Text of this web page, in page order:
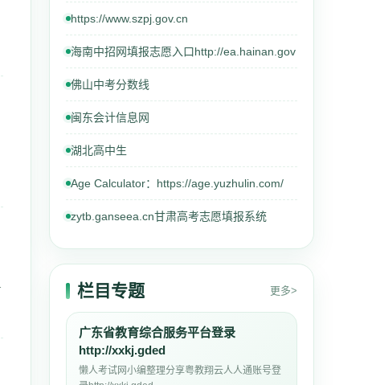
https://www.szpj.gov.cn
海南中招网填报志愿入口http://ea.hainan.gov
佛山中考分数线
闽东会计信息网
湖北高中生
Age Calculator：https://age.yuzhulin.com/
zytb.ganseea.cn甘肃高考志愿填报系统
栏目专题 更多>
广东省教育综合服务平台登录
http://xxkj.gded
懒人考试网小编整理分享粤教翔云人人通账号登